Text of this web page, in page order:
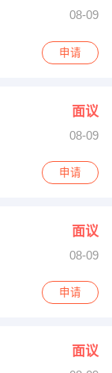
08-09
申请
面议
08-09
申请
面议
08-09
申请
面议